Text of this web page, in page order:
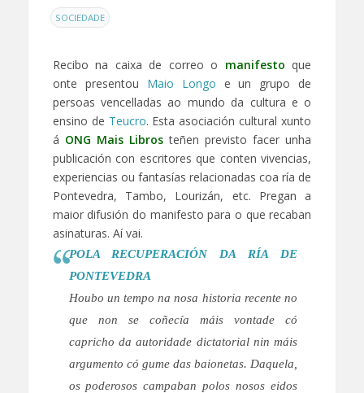
ENSOCIEDADE
Recibo na caixa de correo o manifesto que
onte presentou Maio Longo e un grupo de
persoas vencelladas ao mundo da cultura e o
ensino de Teucro. Esta asociación cultural xunto
á ONG Mais Librosteñen previsto facer unha
publicación con escritores que conten vivencias,
experiencias ou fantasías relacionadas coa ría de
Pontevedra, Tambo, Lourizán, etc. Pregan a
maior difusión do manifesto para o que recaban
asinaturas. Aí vai.
POLA RECUPERACIÓN DA RÍA DE
PONTEVEDRA
Houbo un tempo na nosa historia recente no
que non se coñecía máis vontade có
capricho da autoridade dictatorial nin máis
argumento có gume das baionetas. Daquela,
os poderosos campaban polos nosos eidos